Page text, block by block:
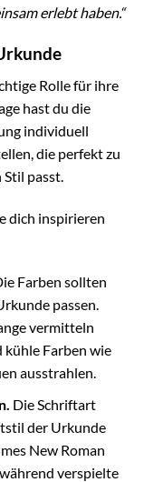
erlebt haben.“
Rolle für ihre
hast du die
individuell
die perfekt zu
passt.
dich inspirieren
Farben sollten
passen.
vermitteln
Farben wie
ausstrahlen.
Die Schriftart
der Urkunde
New Roman
verspielte